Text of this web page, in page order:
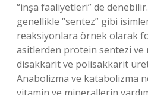
“inşa faaliyetleri” de
genellikle “sentez” gibi
reaksiyonlara örnek olarak
asitlerden protein sentezi
disakkarit ve polisakkarit
Anabolizma ve katabolizma